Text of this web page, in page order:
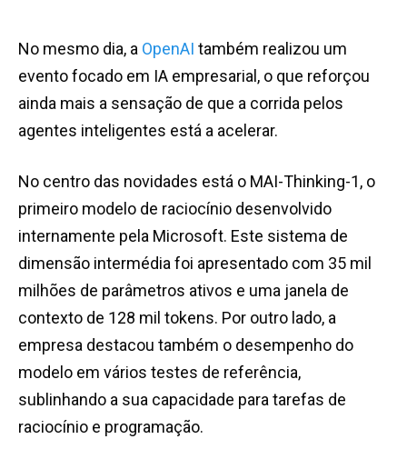
No mesmo dia, a OpenAI também realizou um
evento focado em IA empresarial, o que reforçou
ainda mais a sensação de que a corrida pelos
agentes inteligentes está a acelerar.
No centro das novidades está o MAI-Thinking-1, o
primeiro modelo de raciocínio desenvolvido
internamente pela Microsoft. Este sistema de
dimensão intermédia foi apresentado com 35 mil
milhões de parâmetros ativos e uma janela de
contexto de 128 mil tokens. Por outro lado, a
empresa destacou também o desempenho do
modelo em vários testes de referência,
sublinhando a sua capacidade para tarefas de
raciocínio e programação.